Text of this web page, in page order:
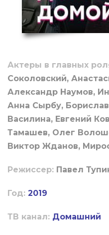
Актеры в главных
Соколовский,
Александр Наумов,
Анна Сырбу,
Василина, Евгений
Тамашев, Олег
Виктор Жданов,
Режиссер: Павел
Год: 2019
ТВ канал: Домашний